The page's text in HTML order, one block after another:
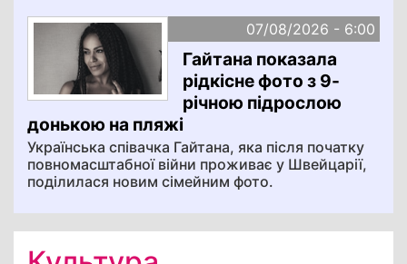
07/08/2026 - 6:00
Гайтана показала
рідкісне фото з 9-
річною підрослою
донькою на пляжі
Українська співачка Гайтана, яка після початку
повномасштабної війни проживає у Швейцарії,
поділилася новим сімейним фото.